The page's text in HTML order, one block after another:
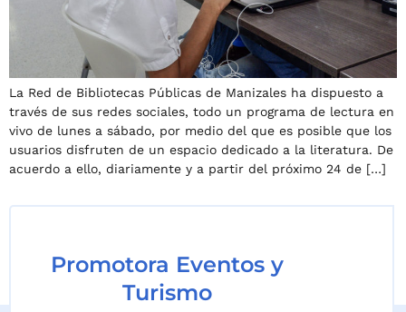
La Red de Bibliotecas Públicas de Manizales ha dispuesto a
través de sus redes sociales, todo un programa de lectura en
vivo de lunes a sábado, por medio del que es posible que los
usuarios disfruten de un espacio dedicado a la literatura. De
acuerdo a ello, diariamente y a partir del próximo 24 de […]
Promotora Eventos y
Turismo